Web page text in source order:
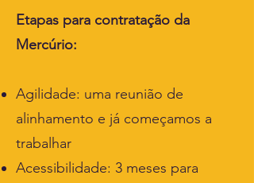
Etapas para contratação da
Mercúrio​:
Agilidade: uma reunião de
alinhamento e já começamos a
trabalhar
Acessibilidade: 3 meses para